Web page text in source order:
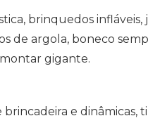
brinquedos infláveis,
de argola, boneco
gigante.
e dinâmicas,